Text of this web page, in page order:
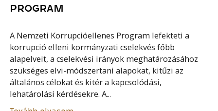
PROGRAM
A Nemzeti Korrupcióellenes Program lefekteti a
korrupció elleni kormányzati cselekvés főbb
alapelveit, a cselekvési irányok meghatározásához
szükséges elvi-módszertani alapokat, kitűzi az
általános célokat és kitér a kapcsolódási,
lehatárolási kérdésekre. A...